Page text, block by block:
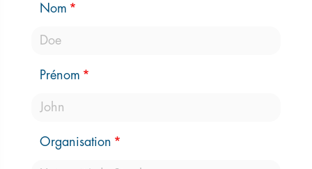
Nom
Prénom
Organisation